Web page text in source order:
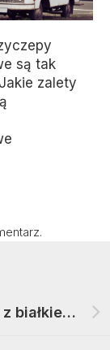
są tak
zalety
Smakowite oraz zdrowe odżywki z białkiem ze sklepu PureWay